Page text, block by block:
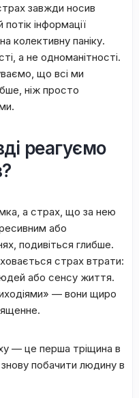
завжди носив
інформації
колективну паніку.
а не одноманітності.
що всі ми
ніж просто
реагуємо
а страх, що за нею
або
подивіться глибше.
страх втрати:
або сенсу життя.
— вони щиро
— це перша тріщина в
знову побачити людину в